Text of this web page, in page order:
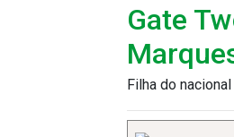
Gate
Filha do